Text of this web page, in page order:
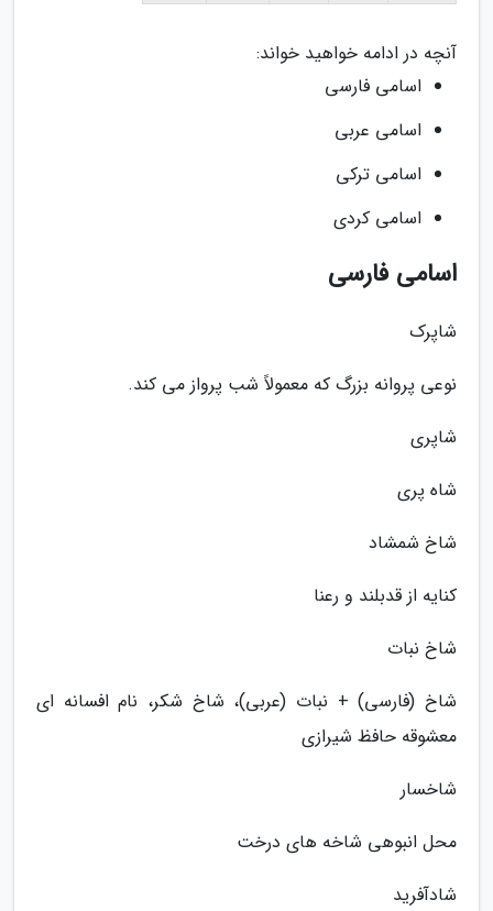
آنچه در ادامه خواهید خواند:
اسامی فارسی
اسامی عربی
اسامی ترکی
اسامی کردی
اسامی فارسی
شاپرک
نوعی پروانه بزرگ که معمولاً شب پرواز می کند.
شاپری
شاه پری
شاخ شمشاد
کنایه از قدبلند و رعنا
شاخ نبات
شاخ (فارسی) + نبات (عربی)، شاخ شکر، نام افسانه ای
معشوقه حافظ شیرازی
شاخسار
محل انبوهی شاخه های درخت
شادآفرید